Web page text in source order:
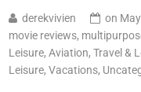
derekvivien on
movie reviews,
Leisure, Aviation, Travel &
Leisure, Vacations,